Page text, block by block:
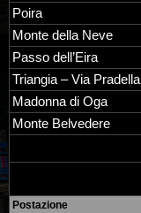
Poira
Monte della Neve
Passo dell’Eira
Triangia – Via Pradella
Madonna di Oga
Monte Belvedere
Postazione